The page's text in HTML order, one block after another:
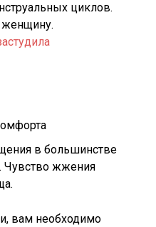
циклов.
женщину.
в большинстве
Чувство жжения
вам необходимо